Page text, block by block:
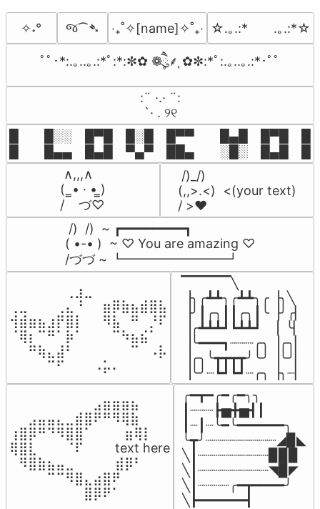
✧˖° જ⁀➴ ‎‧₊˚✧[name]✧˚₊‧ ☆.｡.:*　　.｡.:*☆
ﾟﾟ･*:.｡..｡.:*ﾟ:*:✼✿ ❁ཻུ۪۪⸙͎ ✿✼:*ﾟ:.｡..｡.:*･ﾟﾟ
⠀:¨ ·.· ¨:⠀
⠀ `· . ୨୧⠀
█  █░░ █▀█ █░█ █▀▀  █▄█ █▀█
█  █▄▄ █▄█ ▀▄▀ ██▄  ░█░ █▄█
∧,,,∧
(  ̳• · • ̳)
/    づ♡
/)_/)
(,,>.<)  <(your text)
/ >❤️
/)  /)  ~ ┏━━━━━━━━┓
( •-• )  ~ ♡ You are amazing ♡
/づづ ~ ┗━━━━━━━━┛
⠀⠀⠀⠀⠀⠀⢀⣰⣀⠀⠀⠀⠀⠀⠀⠀⠀
⢀⣀⠀⠀⠀⢀⣄⠘⠀⠀⣶⡿⣷⣦⣾⣿⣧
⢺⣾⣶⣦⣰⡟⣿⡇⠀⠀⠻⣧⠀⠛⠀⡘⠏
⠈⢿⡆⠉⠛⠁⡷⠁⠀⠀⠀⠉⠳⣦⣮⠁⠀
⠀⠀⠛⢷⣄⣼⠃⠀⠀⠀⠀⠀⠀⠉⠀⠠⡧
⠀⠀⠀⠀⠉⠋⠀⠀⠀⠠⡥⠄⠀⠀⠀⠀⠀
▔▔▔▔▔╲
▕╮╭┻┻╮╭┻┻╮╭▕╮╲
▕╯┃╭╮┃┃╭╮┃╰▕╯╭▏
▕╭┻┻┻┛┗┻┻┛  ▕  ╰▏
▕╰━━━┓┈┈┈╭╮▕╭╮▏
▕╭╮╰┳┳┳┳╯╰╯▕╰╯▏
▕╰╯┈┗┛┗┛┈╭╮▕╮┈▏
⠀⠀⠀⠀⠀⠀⠀⠀⠀⣠⣶⣶⣶⣦⠀⠀
⠀⠀⣠⣤⣤⣄⣀⣾⣿⠟⠛⠻⢿⣷⠀
⢰⣿⡿⠛⠙⠻⣿⣿⠁⠀⠀ ⠀⣶⢿⡇
⢿⣿⣇⠀⠀⠀⠈⠏⠀⠀⠀ text here
⠀⠻⣿⣷⣦⣤⣀⠀⠀⠀ ⠀⣾⡿⠃⠀
⠀⠀⠀⠀⠉⠉⠻⣿⣄⣴⣿⠟⠀⠀⠀
⠀⠀⠀⠀⠀⠀⠀⠀⣿⡿⠟⠁⠀⠀⠀
╭━┳━╭━╭━╮╮
┃┈┈┈┣▅╋▅┫┃
┃┈┃┈╰━╰━━━━━━╮
╰┳╯┈┈┈┈┈┈┈┈┈◢▉◣
╲┃┈┈┈┈┈┈┈┈┈▉▉▉
╲┃┈┈┈┈┈┈┈┈┈◥▉◤
╲┃┈┈┈┈╭━┳━━━━╯
╲┣━━━━━━┫﻿